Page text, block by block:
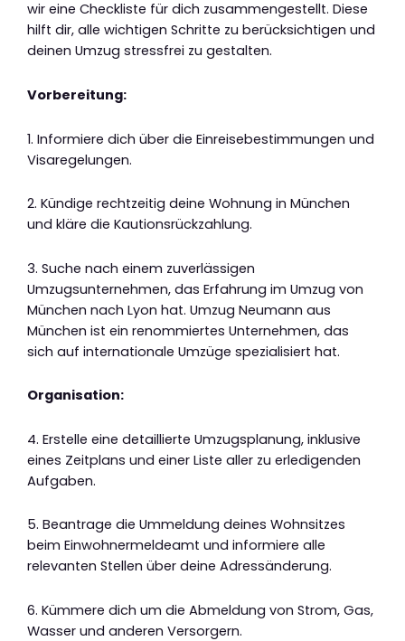
wir eine Checkliste für dich zusammengestellt. Diese
hilft dir, alle wichtigen Schritte zu berücksichtigen und
deinen Umzug stressfrei zu gestalten.
Vorbereitung:
1. Informiere dich über die Einreisebestimmungen und
Visaregelungen.
2. Kündige rechtzeitig deine Wohnung in München
und kläre die Kautionsrückzahlung.
3. Suche nach einem zuverlässigen
Umzugsunternehmen, das Erfahrung im Umzug von
München nach Lyon hat. Umzug Neumann aus
München ist ein renommiertes Unternehmen, das
sich auf internationale Umzüge spezialisiert hat.
Organisation:
4. Erstelle eine detaillierte Umzugsplanung, inklusive
eines Zeitplans und einer Liste aller zu erledigenden
Aufgaben.
5. Beantrage die Ummeldung deines Wohnsitzes
beim Einwohnermeldeamt und informiere alle
relevanten Stellen über deine Adressänderung.
6. Kümmere dich um die Abmeldung von Strom, Gas,
Wasser und anderen Versorgern.